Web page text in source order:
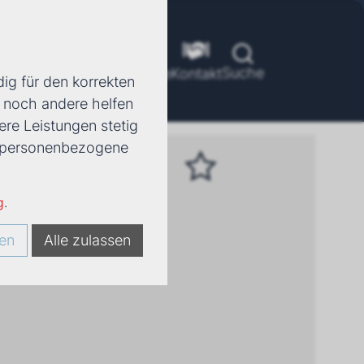
Unternehmen KarriereKontaktSuche
Merklisten
0 Artikel Hinzugefuegt.
für den korrekten
andere helfen
Leistungen stetig
.
Alle zulassen